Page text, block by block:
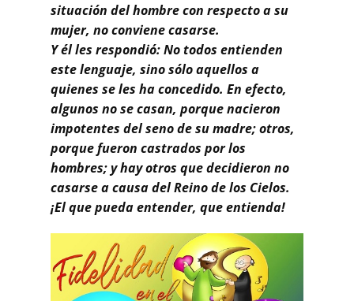
situación del hombre con respecto a su
mujer, no conviene casarse.
Y él les respondió: No todos entienden
este lenguaje, sino sólo aquellos a
quienes se les ha concedido. En efecto,
algunos no se casan, porque nacieron
impotentes del seno de su madre; otros,
porque fueron castrados por los
hombres; y hay otros que decidieron no
casarse a causa del Reino de los Cielos.
¡El que pueda entender, que entienda!